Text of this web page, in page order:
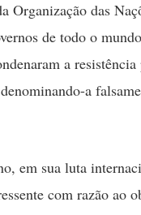
Organização das
de todo o
a
a
em sua luta
com razão ao